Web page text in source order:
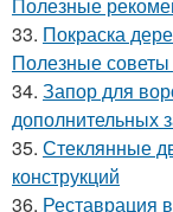
33. Покраска
Полезные
34. Запор для
дополнительных
35. Стеклянные
конструкций
36. Реставрация